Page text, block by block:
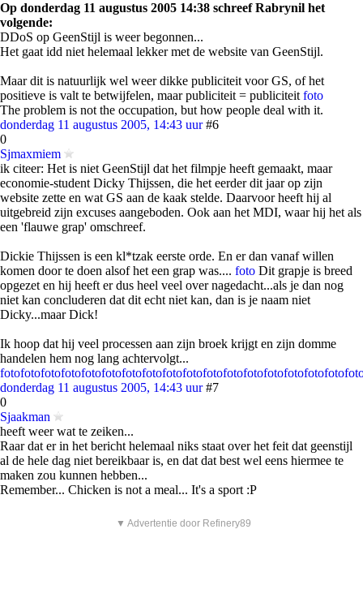
Op donderdag 11 augustus 2005 14:38 schreef Rabrynil het
volgende:
DDoS op GeenStijl is weer begonnen...
Het gaat idd niet helemaal lekker met de website van GeenStijl.
Maar dit is natuurlijk wel weer dikke publiciteit voor GS, of het
positieve is valt te betwijfelen, maar publiciteit = publiciteit foto
The problem is not the occupation, but how people deal with it.
donderdag 11 augustus 2005, 14:43 uur #6
0
Sjmaxmiem
ik citeer: Het is niet GeenStijl dat het filmpje heeft gemaakt, maar
economie-student Dicky Thijssen, die het eerder dit jaar op zijn
website zette en wat GS aan de kaak stelde. Daarvoor heeft hij al
uitgebreid zijn excuses aangeboden. Ook aan het MDI, waar hij het als
een 'flauwe grap' omschreef.
Dickie Thijssen is een kl*tzak eerste orde. En er dan vanaf willen
komen door te doen alsof het een grap was.... foto Dit grapje is breed
opgezet en hij heeft er dus heel veel over nagedacht...als je dan nog
niet kan concluderen dat dit echt niet kan, dan is je naam niet
Dicky...maar Dick!
Ik hoop dat hij veel processen aan zijn broek krijgt en zijn domme
handelen hem nog lang achtervolgt...
fotofotofotofotofotofotofotofotofotofotofotofotofotofotofotofotofoto
donderdag 11 augustus 2005, 14:43 uur #7
0
Sjaakman
heeft weer wat te zeiken...
Raar dat er in het bericht helemaal niks staat over het feit dat geenstijl
al de hele dag niet bereikbaar is, en dat dat best wel eens hiermee te
maken zou kunnen hebben...
Remember... Chicken is not a meal... It's a sport :P
▼ Advertentie door Refinery89